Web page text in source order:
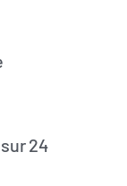
24